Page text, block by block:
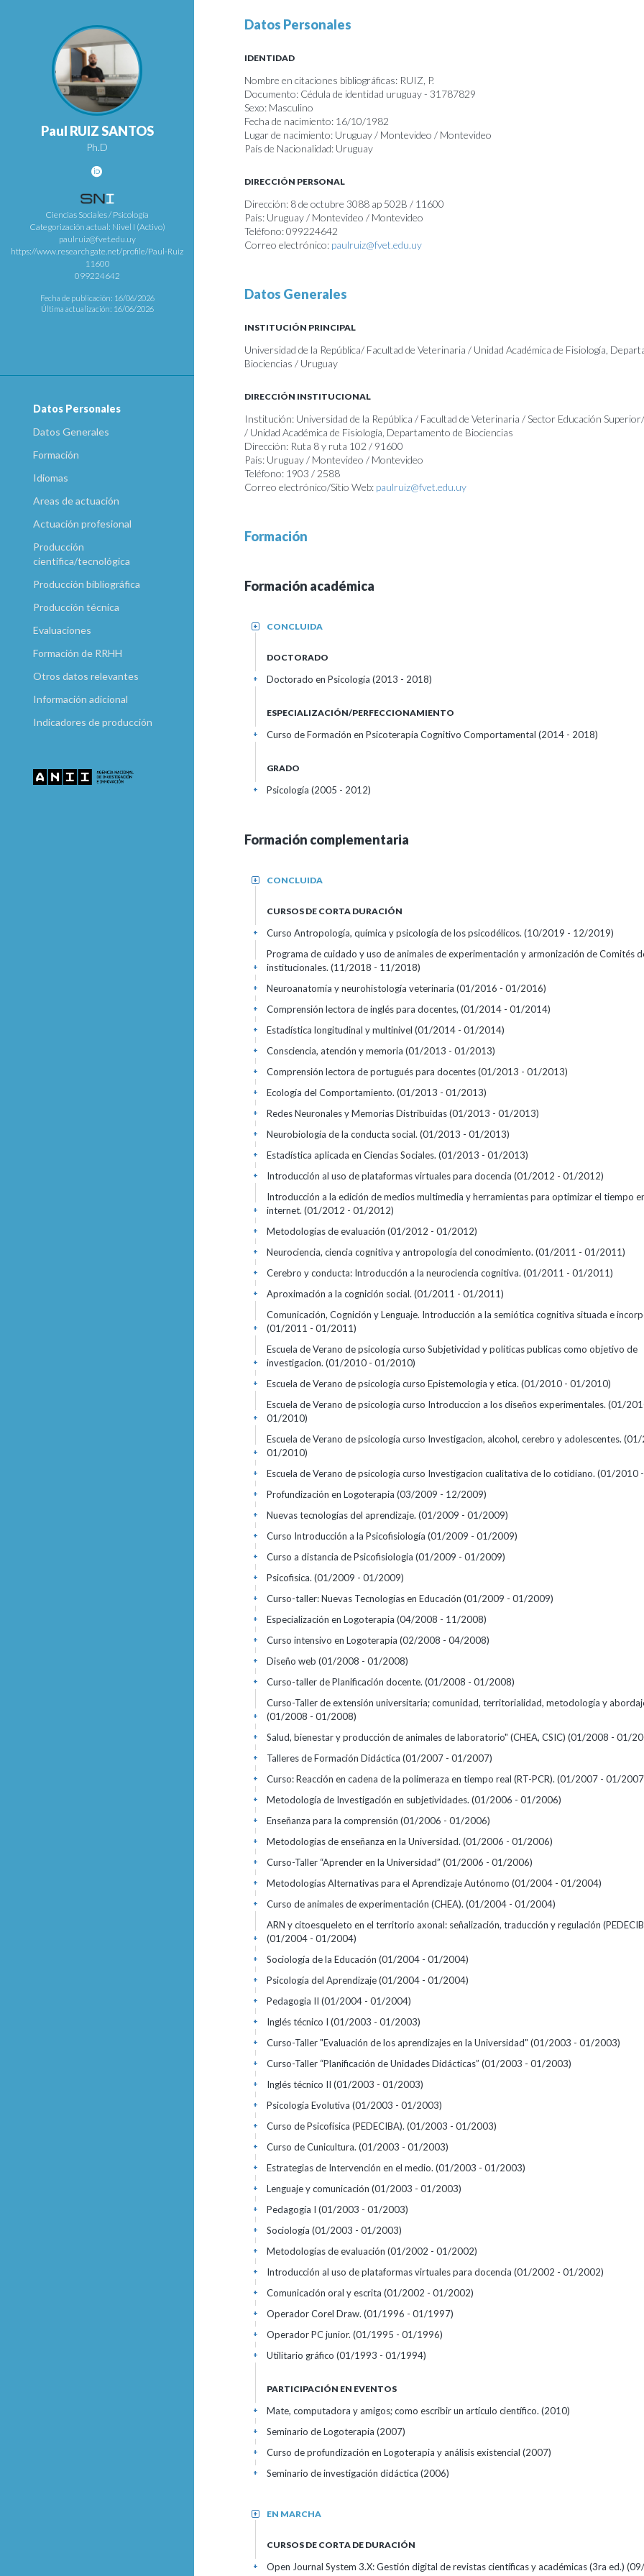
Paul RUIZ SANTOS
Ph.D
Ciencias Sociales / Psicología
Categorización actual: Nivel I (Activo)
paulruiz@fvet.edu.uy
https://www.researchgate.net/profile/Paul-Ruiz
11600
099224642
Fecha de publicación: 16/06/2026
Última actualización: 16/06/2026
Datos Personales
Datos Generales
Formación
Idiomas
Areas de actuación
Actuación profesional
Producción
científica/tecnológica
Producción bibliográfica
Producción técnica
Evaluaciones
Formación de RRHH
Otros datos relevantes
Información adicional
Indicadores de producción
Datos Personales
IDENTIDAD
Nombre en citaciones bibliográficas: RUIZ, P.
Documento: Cédula de identidad uruguay - 31787829
Sexo: Masculino
Fecha de nacimiento: 16/10/1982
Lugar de nacimiento: Uruguay / Montevideo / Montevideo
País de Nacionalidad: Uruguay
DIRECCIÓN PERSONAL
Dirección: 8 de octubre 3088 ap 502B / 11600
País: Uruguay / Montevideo / Montevideo
Teléfono: 099224642
Correo electrónico: paulruiz@fvet.edu.uy
Datos Generales
INSTITUCIÓN PRINCIPAL
Universidad de la República/ Facultad de Veterinaria / Unidad Académica de Fisiología,
Biociencias / Uruguay
DIRECCIÓN INSTITUCIONAL
Institución: Universidad de la República / Facultad de Veterinaria / Sector Educación
/ Unidad Académica de Fisiología, Departamento de Biociencias
Dirección: Ruta 8 y ruta 102 / 91600
País: Uruguay / Montevideo / Montevideo
Teléfono: 1903 / 2588
Correo electrónico/Sitio Web: paulruiz@fvet.edu.uy
Formación
Formación académica
CONCLUIDA
+
DOCTORADO
Doctorado en Psicología (2013 - 2018)
+
ESPECIALIZACIÓN/PERFECCIONAMIENTO
Curso de Formación en Psicoterapia Cognitivo Comportamental (2014 - 2018)
+
GRADO
Psicología (2005 - 2012)
+
Formación complementaria
CONCLUIDA
+
CURSOS DE CORTA DURACIÓN
Curso Antropología, química y psicología de los psicodélicos. (10/2019 - 12/2019)
+
Programa de cuidado y uso de animales de experimentación y armonización de Comités
institucionales. (11/2018 - 11/2018)
+
Neuroanatomía y neurohistología veterinaria (01/2016 - 01/2016)
+
Comprensión lectora de inglés para docentes, (01/2014 - 01/2014)
+
Estadística longitudinal y multinivel (01/2014 - 01/2014)
+
Consciencia, atención y memoria (01/2013 - 01/2013)
+
Comprensión lectora de portugués para docentes(01/2013 - 01/2013)
+
Ecología del Comportamiento. (01/2013 - 01/2013)
+
Redes Neuronales y Memorias Distribuidas(01/2013 - 01/2013)
+
Neurobiología de la conducta social. (01/2013 - 01/2013)
+
Estadística aplicada en Ciencias Sociales. (01/2013 - 01/2013)
+
Introducción al uso de plataformas virtuales para docencia (01/2012 - 01/2012)
+
Introducción a la edición de medios multimedia y herramientas para optimizar el tiempo
internet. (01/2012 - 01/2012)
+
Metodologías de evaluación (01/2012 - 01/2012)
+
Neurociencia, ciencia cognitiva y antropología del conocimiento. (01/2011 - 01/2011)
+
Cerebro y conducta: Introducción a la neurociencia cognitiva. (01/2011 - 01/2011)
+
Aproximación a la cognición social. (01/2011 - 01/2011)
+
Comunicación, Cognición y Lenguaje. Introducción a la semiótica cognitiva situada e
(01/2011 - 01/2011)
+
Escuela de Verano de psicología curso Subjetividad y politicas publicas como objetivo de
investigacion. (01/2010 - 01/2010)
+
Escuela de Verano de psicología curso Epistemologia y etica. (01/2010 - 01/2010)
+
Escuela de Verano de psicología curso Introduccion a los diseños experimentales. (01/
01/2010)
+
Escuela de Verano de psicología curso Investigacion, alcohol, cerebro y adolescentes. (01/
01/2010)
+
Escuela de Verano de psicología curso Investigacion cualitativa de lo cotidiano. (01/2010
+
Profundización en Logoterapia (03/2009 - 12/2009)
+
Nuevas tecnologías del aprendizaje. (01/2009 - 01/2009)
+
Curso Introducción a la Psicofisiología (01/2009 - 01/2009)
+
Curso a distancia de Psicofisiologia (01/2009 - 01/2009)
+
Psicofisica. (01/2009 - 01/2009)
+
Curso-taller: Nuevas Tecnologías en Educación (01/2009 - 01/2009)
+
Especialización en Logoterapia (04/2008 - 11/2008)
+
Curso intensivo en Logoterapia (02/2008 - 04/2008)
+
Diseño web (01/2008 - 01/2008)
+
Curso-taller de Planificación docente. (01/2008 - 01/2008)
+
Curso-Taller de extensión universitaria; comunidad, territorialidad, metodología y
(01/2008 - 01/2008)
+
Salud, bienestar y producción de animales de laboratorio" (CHEA, CSIC) (01/2008 - 01/
+
Talleres de Formación Didáctica (01/2007 - 01/2007)
+
Curso: Reacción en cadena de la polimeraza en tiempo real (RT-PCR). (01/2007 - 01/
+
Metodología de Investigación en subjetividades. (01/2006 - 01/2006)
+
Enseñanza para la comprensión (01/2006 - 01/2006)
+
Metodologías de enseñanza en la Universidad. (01/2006 - 01/2006)
+
Curso-Taller “Aprender en la Universidad” (01/2006 - 01/2006)
+
Metodologías Alternativas para el Aprendizaje Autónomo (01/2004 - 01/2004)
+
Curso de animales de experimentación (CHEA). (01/2004 - 01/2004)
+
ARN y citoesqueleto en el territorio axonal: señalización, traducción y regulación
(01/2004 - 01/2004)
+
Sociología de la Educación (01/2004 - 01/2004)
+
Psicología del Aprendizaje(01/2004 - 01/2004)
+
Pedagogia II (01/2004 - 01/2004)
+
Inglés técnico I (01/2003 - 01/2003)
+
Curso-Taller "Evaluación de los aprendizajes en la Universidad" (01/2003 - 01/2003)
+
Curso-Taller “Planificación de Unidades Didácticas” (01/2003 - 01/2003)
+
Inglés técnico II (01/2003 - 01/2003)
+
Psicología Evolutiva (01/2003 - 01/2003)
+
Curso de Psicofísica (PEDECIBA). (01/2003 - 01/2003)
+
Curso de Cunicultura. (01/2003 - 01/2003)
+
Estrategias de Intervención en el medio. (01/2003 - 01/2003)
+
Lenguaje y comunicación (01/2003 - 01/2003)
+
Pedagogía I (01/2003 - 01/2003)
+
Sociología (01/2003 - 01/2003)
+
Metodologías de evaluación (01/2002 - 01/2002)
+
Introducción al uso de plataformas virtuales para docencia (01/2002 - 01/2002)
+
Comunicación oral y escrita (01/2002 - 01/2002)
+
Operador Corel Draw. (01/1996 - 01/1997)
+
Operador PC junior. (01/1995 - 01/1996)
+
Utilitario gráfico (01/1993 - 01/1994)
+
PARTICIPACIÓN EN EVENTOS
Mate, computadora y amigos; como escribir un artículo científico. (2010)
+
Seminario de Logoterapia (2007)
+
Curso de profundización en Logoterapia y análisis existencial (2007)
+
Seminario de investigación didáctica (2006)
+
EN MARCHA
+
CURSOS DE CORTA DE DURACIÓN
Open Journal System 3.X: Gestión digital de revistas científicas y académicas (3ra ed.)
+